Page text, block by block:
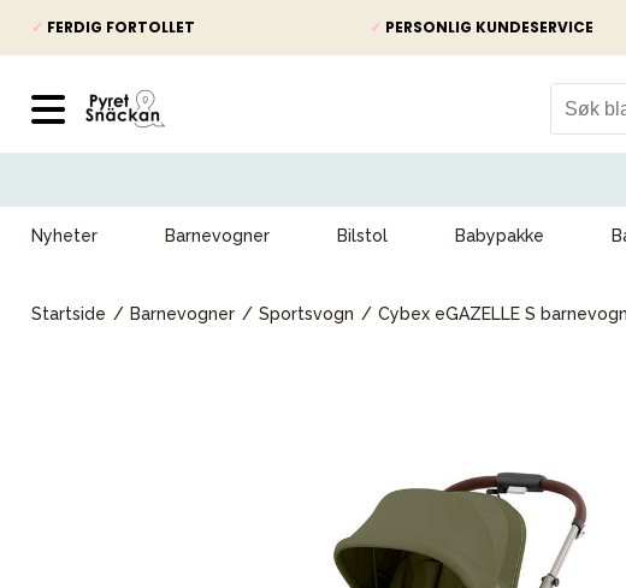
✓ FERDIG FORTOLLET ✓ PERSONLIG KUNDESERVICE
Nyheter Barnevogner Bilstol Babypakke
Startside Barnevogner Sportsvogn Cybex eGAZELLE S